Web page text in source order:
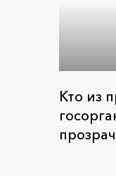
Кто из